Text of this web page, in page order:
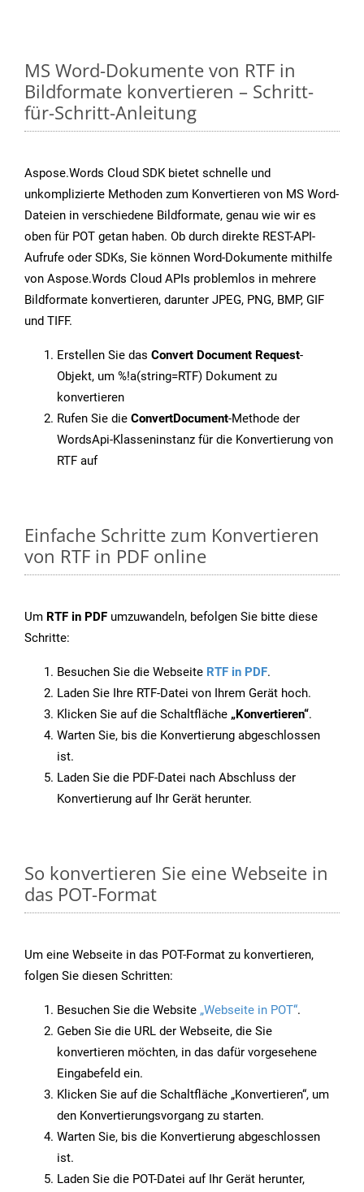
MS Word-Dokumente von RTF in
Bildformate konvertieren – Schritt-
für-Schritt-Anleitung
Aspose.Words Cloud SDK bietet schnelle und
unkomplizierte Methoden zum Konvertieren von MS Word-
Dateien in verschiedene Bildformate, genau wie wir es
oben für POT getan haben. Ob durch direkte REST-API-
Aufrufe oder SDKs, Sie können Word-Dokumente mithilfe
von Aspose.Words Cloud APIs problemlos in mehrere
Bildformate konvertieren, darunter JPEG, PNG, BMP, GIF
und TIFF.
Erstellen Sie das Convert Document Request-
Objekt, um %!a(string=RTF) Dokument zu
konvertieren
Rufen Sie die ConvertDocument-Methode der
WordsApi-Klasseninstanz für die Konvertierung von
RTF auf
Einfache Schritte zum Konvertieren
von RTF in PDF online
Um RTF in PDF umzuwandeln, befolgen Sie bitte diese
Schritte:
Besuchen Sie die Webseite RTF in PDF.
Laden Sie Ihre RTF-Datei von Ihrem Gerät hoch.
Klicken Sie auf die Schaltfläche „Konvertieren“.
Warten Sie, bis die Konvertierung abgeschlossen
ist.
Laden Sie die PDF-Datei nach Abschluss der
Konvertierung auf Ihr Gerät herunter.
So konvertieren Sie eine Webseite in
das POT-Format
Um eine Webseite in das POT-Format zu konvertieren,
folgen Sie diesen Schritten:
Besuchen Sie die Website „Webseite in POT“.
Geben Sie die URL der Webseite, die Sie
konvertieren möchten, in das dafür vorgesehene
Eingabefeld ein.
Klicken Sie auf die Schaltfläche „Konvertieren“, um
den Konvertierungsvorgang zu starten.
Warten Sie, bis die Konvertierung abgeschlossen
ist.
Laden Sie die POT-Datei auf Ihr Gerät herunter,